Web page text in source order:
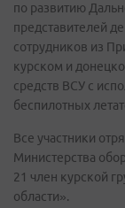
по развитию
представителей
сотрудников из
курском и
средств ВСУ с
беспилотных
Все участники
Министерства
21 член курской
области».